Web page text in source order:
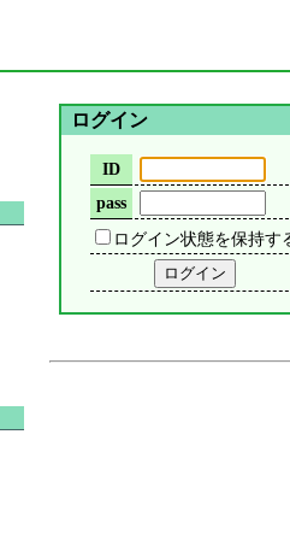
ログイン
ID
pass
ログイン状態を保持す